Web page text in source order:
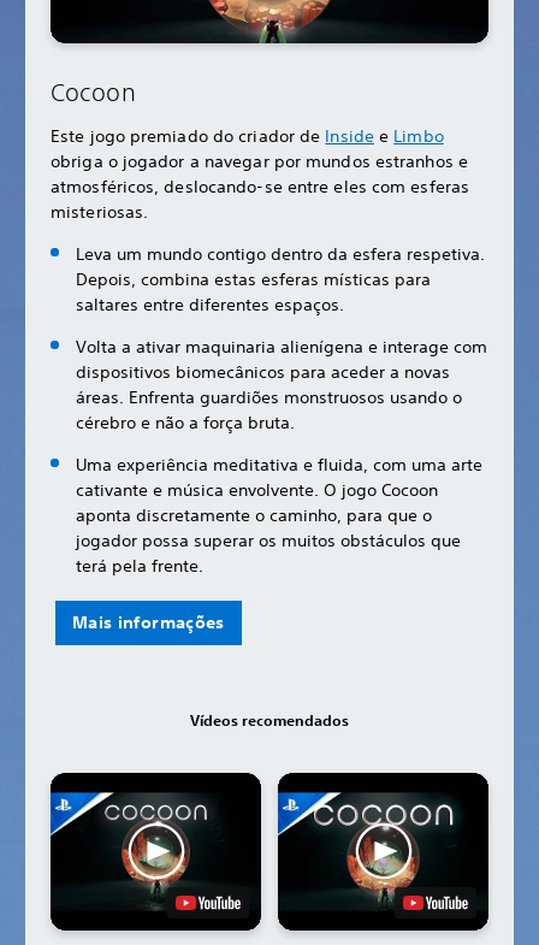
Cocoon
Este jogo premiado do criador de Insidee Limbo
obriga o jogador a navegar por mundos estranhos e
atmosféricos, deslocando-se entre eles com esferas
misteriosas.
Leva um mundo contigo dentro da esfera respetiva.
Depois, combina estas esferas místicas para
saltares entre diferentes espaços.
Volta a ativar maquinaria alienígena e interage com
dispositivos biomecânicos para aceder a novas
áreas. Enfrenta guardiões monstruosos usando o
cérebro e não a força bruta.
Uma experiência meditativa e fluida, com uma arte
cativante e música envolvente. O jogo Cocoon
aponta discretamente o caminho, para que o
jogador possa superar os muitos obstáculos que
terá pela frente.
Mais informações
Vídeos recomendados